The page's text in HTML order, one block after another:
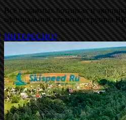
Всё о лыжных ботинках и
официальной странице группы
ИНТЕРЕСНО?